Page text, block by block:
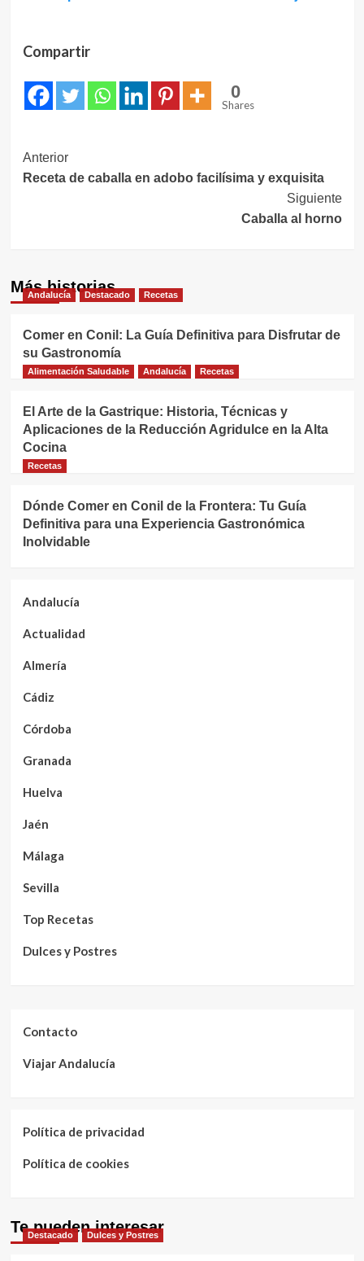
Compartir
0
Shares
Navegación
de
Anterior
Receta de caballa en adobo facilísima y exquisita
Siguiente
Caballa al horno
Más historias
Andalucía Destacado Recetas
Comer en Conil: La Guía Definitiva para Disfrutar de
su Gastronomía
Alimentación Saludable Andalucía Recetas
El Arte de la Gastrique: Historia, Técnicas y
Aplicaciones de la Reducción Agridulce en la Alta
Cocina
Recetas
Dónde Comer en Conil de la Frontera: Tu Guía
Definitiva para una Experiencia Gastronómica
Inolvidable
Andalucía
Actualidad
Almería
Cádiz
Córdoba
Granada
Huelva
Jaén
Málaga
Sevilla
Top Recetas
Dulces y Postres
Contacto
Viajar Andalucía
Política de privacidad
Política de cookies
Te pueden interesar
Destacado Dulces y Postres